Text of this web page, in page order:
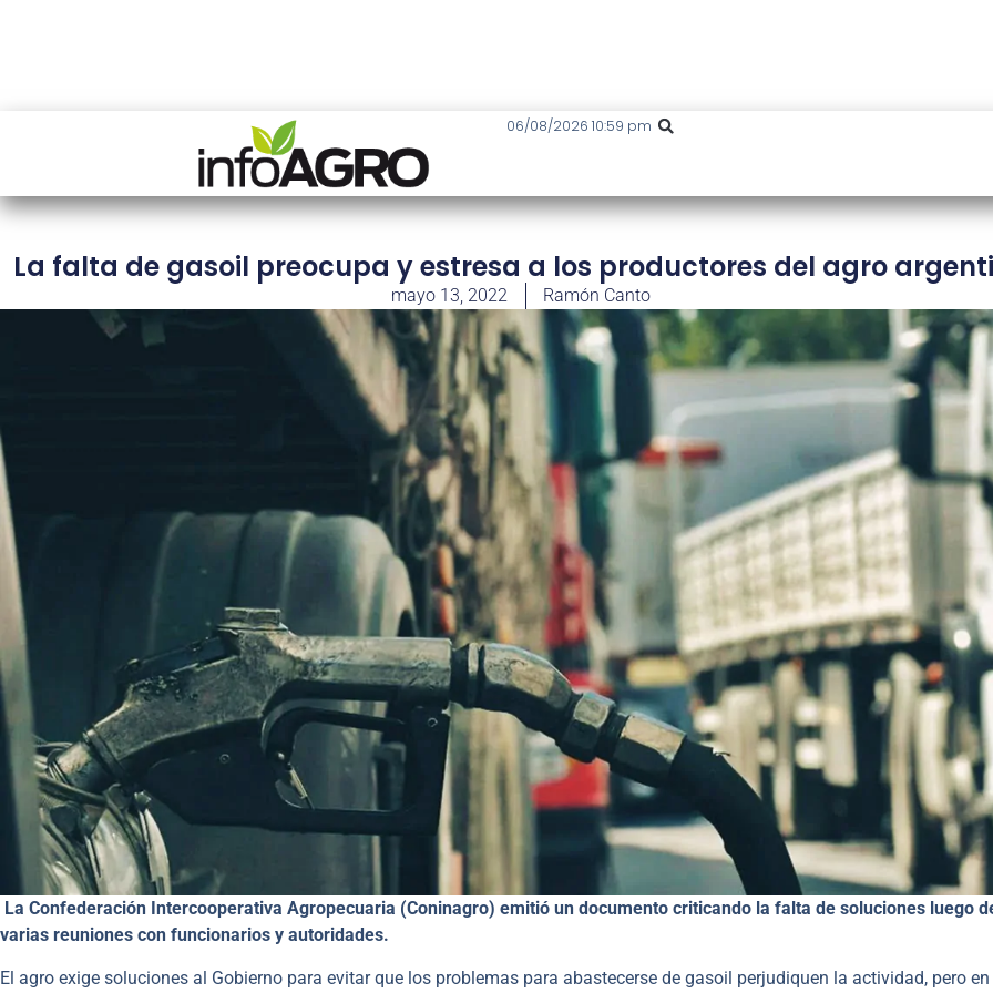
06/08/2026 10:59 pm
La falta de gasoil preocupa y estresa a los productores del agro
mayo 13, 2022 Ramón Canto
La Confederación Intercooperativa Agropecuaria (Coninagro) emitió un documento criticando la falta de soluciones luego
varias reuniones con funcionarios y autoridades.
El agro exige soluciones al Gobierno para evitar que los problemas para abastecerse de gasoil perjudiquen la actividad, pero en